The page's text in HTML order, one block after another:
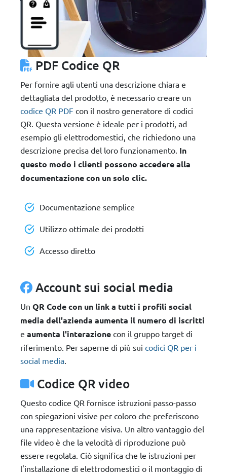
PDF Codice QR
Per fornire agli utenti una descrizione chiara e
dettagliata del prodotto, è necessario creare un
codice QR PDF con il nostro generatore di codici
QR. Questa versione è ideale per i prodotti, ad
esempio gli elettrodomestici, che richiedono una
descrizione precisa del loro funzionamento. In
questo modo i clienti possono accedere alla
documentazione con un solo clic.
Documentazione semplice
Utilizzo ottimale dei prodotti
Accesso diretto
Codice QR video
Questo codice QR fornisce istruzioni passo-passo
con spiegazioni visive per coloro che preferiscono
una rappresentazione visiva. Un altro vantaggio del
file video è che la velocità di riproduzione può
essere regolata. Ciò significa che le istruzioni per
l'installazione di elettrodomestici o il montaggio di
Account sui social media
Un QR Code con un link a tutti i profili social
media dell'azienda aumenta il numero di iscritti
e aumenta l'interazione con il gruppo target di
riferimento. Per saperne di più sui codici QR per i
social media.